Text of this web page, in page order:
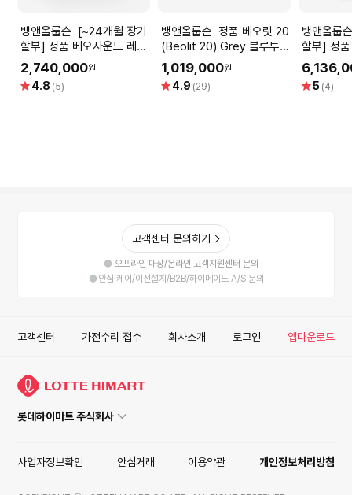
뱅앤올룹슨 [~24개월 장기
할부] 정품 베오사운드 레벨
Non-GVA (Beosound
Level Non-GVA) Gold 프
리미엄 무선 스피커
2,740,000원
별 4.8 (5)
뱅앤올룹슨 정품 베오릿 20
(Beolit 20) Grey 블루투스
무선 스피커
1,019,000원
별 4.9 (29)
뱅앤올룹슨 [~24개월
할부] 정
5세대
gen.)
엄 블루투
별5 (4)
고객센터 문의하기
오프라인 매장/온라인 고객지원센터 문의
안심 케어/이전설치/B2B/하이메이드 A/S 문의
고객센터 가전수리 접수 회사소개 로그인 앱다운로드
롯데하이마트 주식회사
사업자정보확인 안심거래 이용약관 개인정보처리방침